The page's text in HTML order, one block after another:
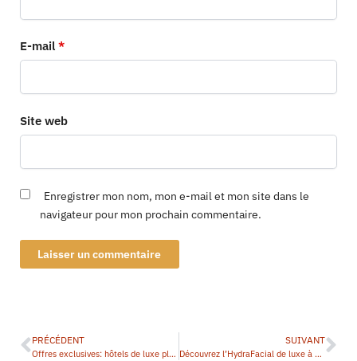
E-mail *
Site web
Enregistrer mon nom, mon e-mail et mon site dans le
navigateur pour mon prochain commentaire.
PRÉCÉDENT
Offres exclusives: hôtels de luxe place Vendôme à Paris
SUIVANT
Découvrez l’HydraFacial de luxe à Paris place Vendôme